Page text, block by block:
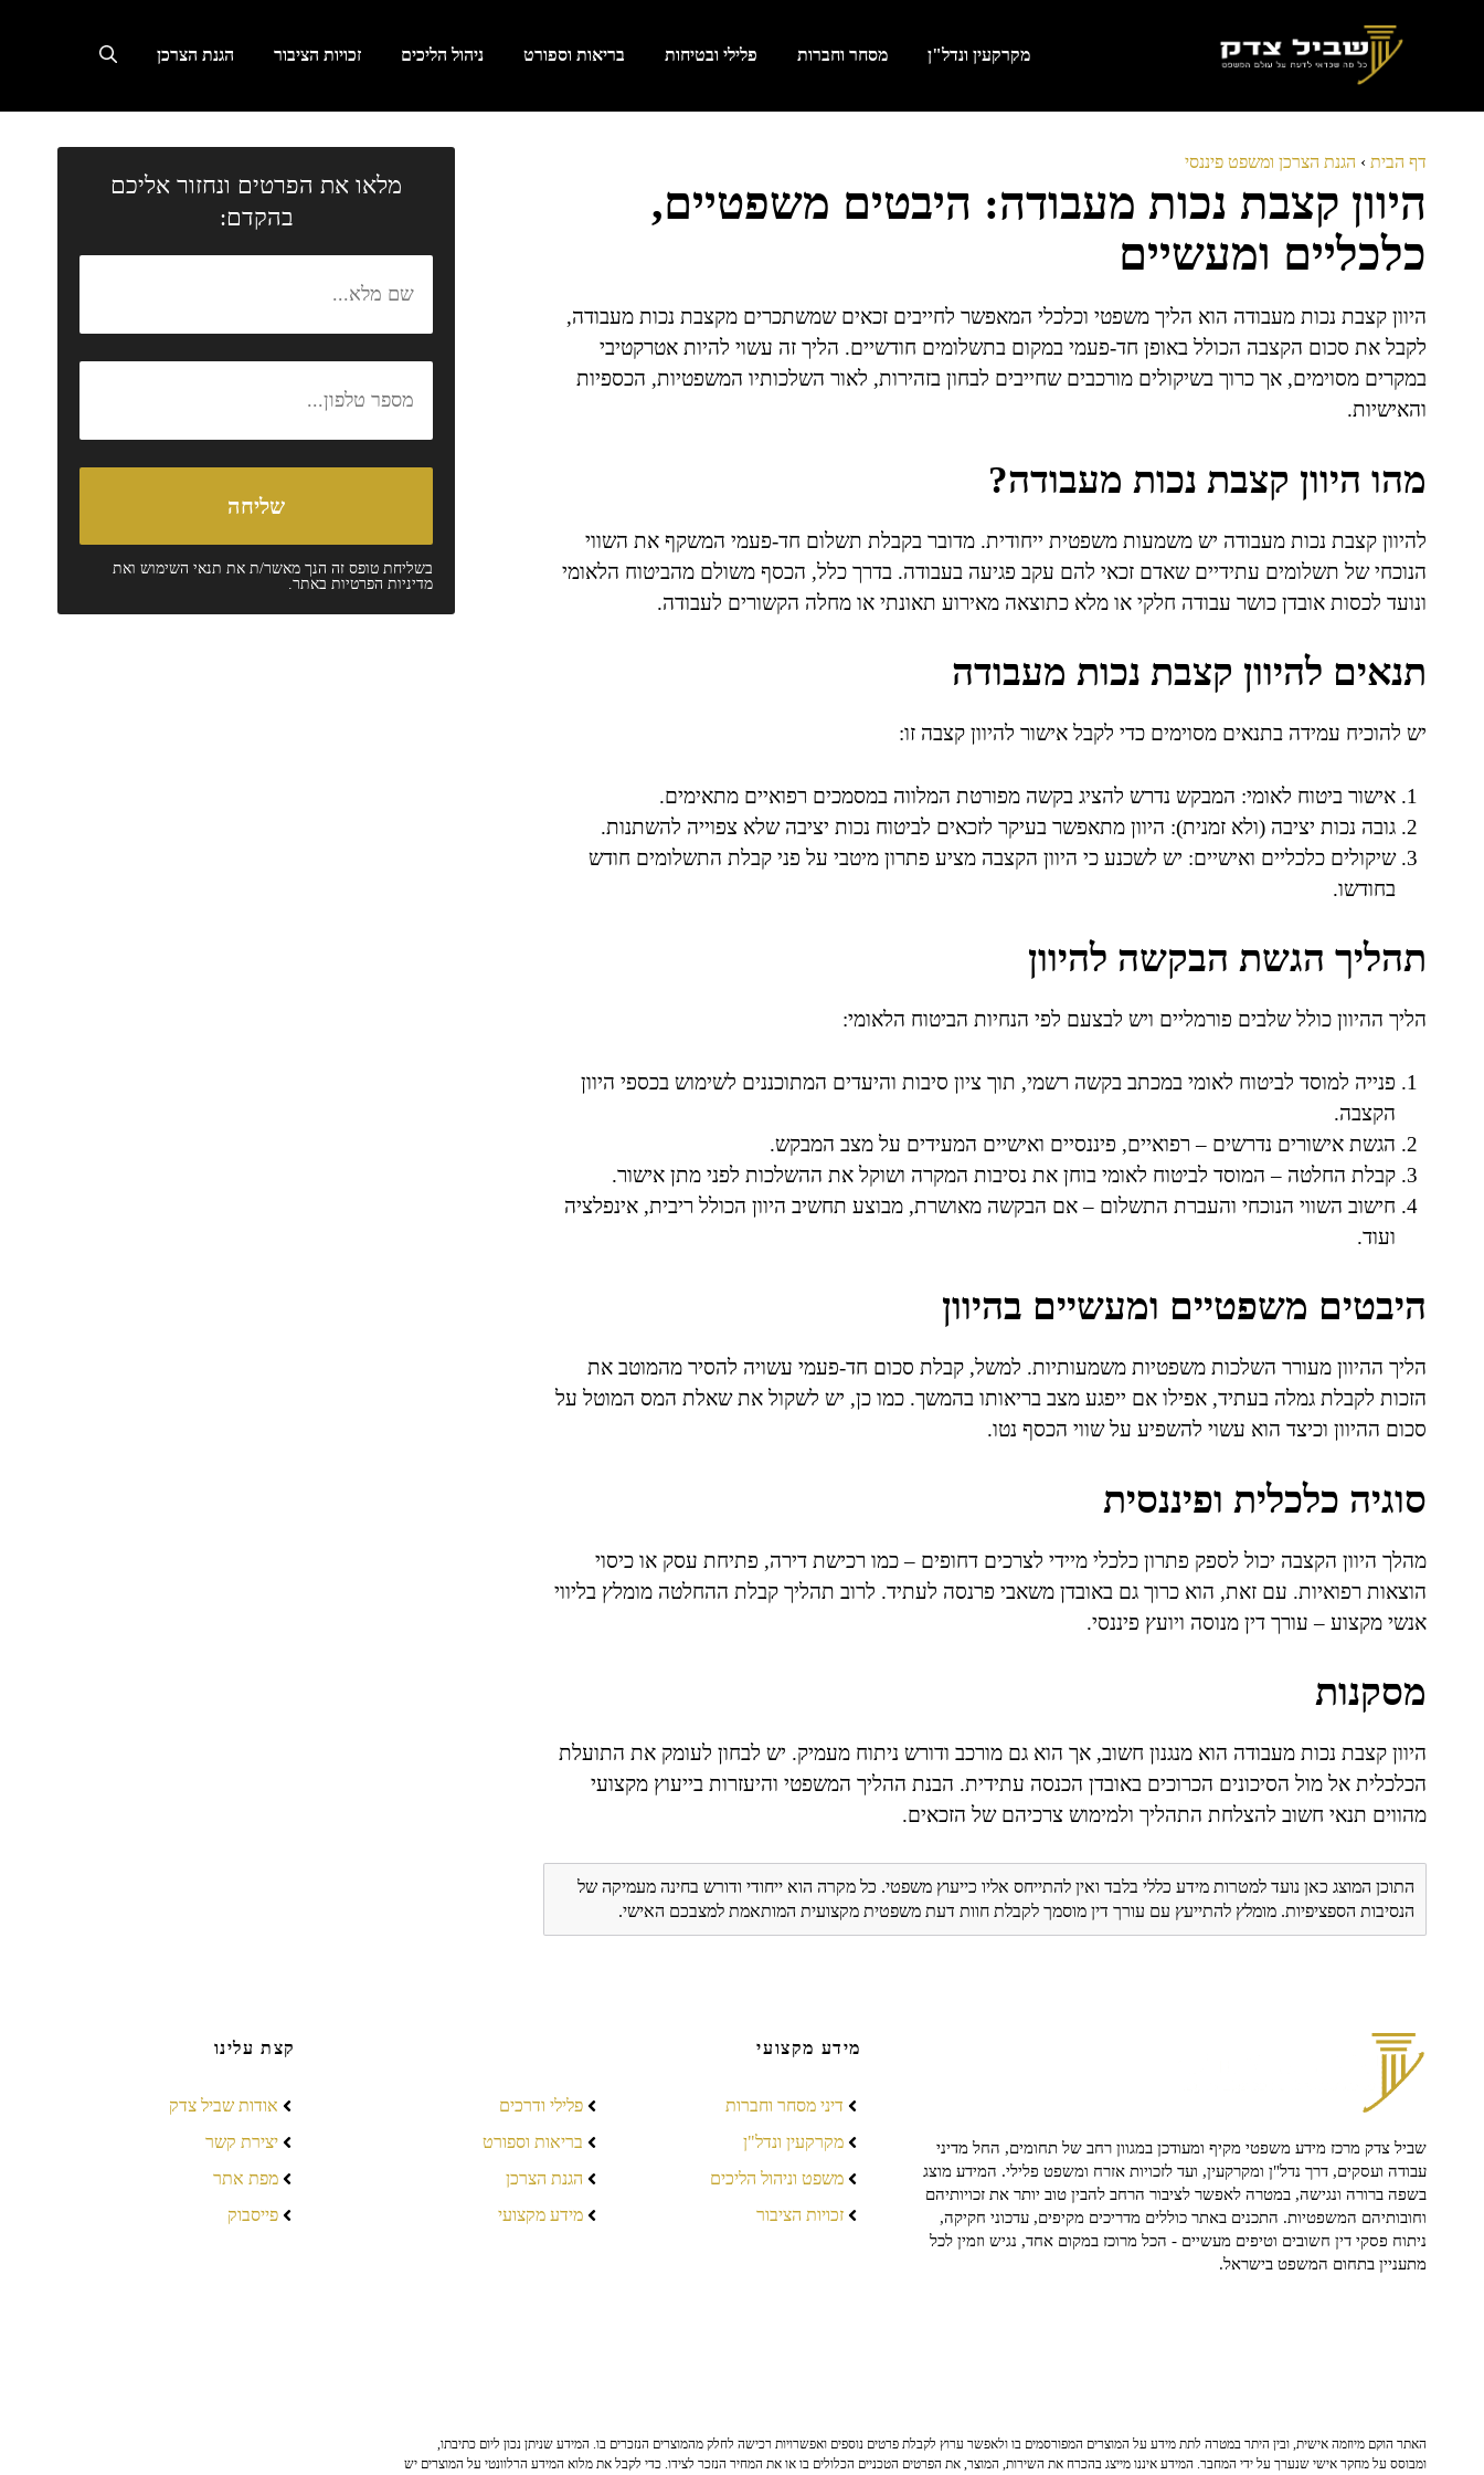
מקרקעין ונדל"ן מסחר וחברות פלילי ובטיחות בריאות וספורט ניהול הליכים זכויות הציבור הגנת הצרכן
דף הבית › הגנת הצרכן ומשפט פיננסי
היוון קצבת נכות מעבודה: היבטים משפטיים,
כלכליים ומעשיים
היוון קצבת נכות מעבודה הוא הליך משפטי וכלכלי המאפשר לחייבים זכאים שמשתכרים מקצבת נכות מעבודה,
לקבל את סכום הקצבה הכולל באופן חד-פעמי במקום בתשלומים חודשיים. הליך זה עשוי להיות אטרקטיבי
במקרים מסוימים, אך כרוך בשיקולים מורכבים שחייבים לבחון בזהירות, לאור השלכותיו המשפטיות, הכספיות
והאישיות.
מהו היוון קצבת נכות מעבודה?
להיוון קצבת נכות מעבודה יש משמעות משפטית ייחודית. מדובר בקבלת תשלום חד-פעמי המשקף את השווי
הנוכחי של תשלומים עתידיים שאדם זכאי להם עקב פגיעה בעבודה. בדרך כלל, הכסף משולם מהביטוח הלאומי
ונועד לכסות אובדן כושר עבודה חלקי או מלא כתוצאה מאירוע תאונתי או מחלה הקשורים לעבודה.
תנאים להיוון קצבת נכות מעבודה
יש להוכיח עמידה בתנאים מסוימים כדי לקבל אישור להיוון קצבה זו:
אישור ביטוח לאומי: המבקש נדרש להציג בקשה מפורטת המלווה במסמכים רפואיים מתאימים.
גובה נכות יציבה (ולא זמנית): היוון מתאפשר בעיקר לזכאים לביטוח נכות יציבה שלא צפוייה להשתנות.
שיקולים כלכליים ואישיים: יש לשכנע כי היוון הקצבה מציע פתרון מיטבי על פני קבלת התשלומים חודש
בחודשו.
תהליך הגשת הבקשה להיוון
הליך ההיוון כולל שלבים פורמליים ויש לבצעם לפי הנחיות הביטוח הלאומי:
פנייה למוסד לביטוח לאומי במכתב בקשה רשמי, תוך ציון סיבות והיעדים המתוכננים לשימוש בכספי היוון
הקצבה.
הגשת אישורים נדרשים – רפואיים, פיננסיים ואישיים המעידים על מצב המבקש.
קבלת החלטה – המוסד לביטוח לאומי בוחן את נסיבות המקרה ושוקל את ההשלכות לפני מתן אישור.
חישוב השווי הנוכחי והעברת התשלום – אם הבקשה מאושרת, מבוצע תחשיב היוון הכולל ריבית, אינפלציה
ועוד.
היבטים משפטיים ומעשיים בהיוון
הליך ההיוון מעורר השלכות משפטיות משמעותיות. למשל, קבלת סכום חד-פעמי עשויה להסיר מהמוטב את
הזכות לקבלת גמלה בעתיד, אפילו אם ייפגע מצב בריאותו בהמשך. כמו כן, יש לשקול את שאלת המס המוטל על
סכום ההיוון וכיצד הוא עשוי להשפיע על שווי הכסף נטו.
סוגיה כלכלית ופיננסית
מהלך היוון הקצבה יכול לספק פתרון כלכלי מיידי לצרכים דחופים – כמו רכישת דירה, פתיחת עסק או כיסוי
הוצאות רפואיות. עם זאת, הוא כרוך גם באובדן משאבי פרנסה לעתיד. לרוב תהליך קבלת ההחלטה מומלץ בליווי
אנשי מקצוע – עורך דין מנוסה ויועץ פיננסי.
מסקנות
היוון קצבת נכות מעבודה הוא מנגנון חשוב, אך הוא גם מורכב ודורש ניתוח מעמיק. יש לבחון לעומק את התועלת
הכלכלית אל מול הסיכונים הכרוכים באובדן הכנסה עתידית. הבנת ההליך המשפטי והיעזרות בייעוץ מקצועי
מהווים תנאי חשוב להצלחת התהליך ולמימוש צרכיהם של הזכאים.
התוכן המוצג כאן נועד למטרות מידע כללי בלבד ואין להתייחס אליו כייעוץ משפטי. כל מקרה הוא ייחודי ודורש בחינה מעמיקה של
הנסיבות הספציפיות. מומלץ להתייעץ עם עורך דין מוסמך לקבלת חוות דעת משפטית מקצועית המותאמת למצבכם האישי.
מלאו את הפרטים ונחזור אליכם
בהקדם:
בשליחת טופס זה הנך מאשר/ת את תנאי השימושואת
מדיניות הפרטיותבאתר.
שביל צדק מרכז מידע משפטי מקיף ומעודכן במגוון רחב של תחומים, החל מדיני
עבודה ועסקים, דרך נדל"ן ומקרקעין, ועד לזכויות אזרח ומשפט פלילי. המידע מוצג
בשפה ברורה ונגישה, במטרה לאפשר לציבור הרחב להבין טוב יותר את זכויותיהם
וחובותיהם המשפטיות. התכנים באתר כוללים מדריכים מקיפים, עדכוני חקיקה,
ניתוח פסקי דין חשובים וטיפים מעשיים - הכל מרוכז במקום אחד, נגיש וזמין לכל
מתעניין בתחום המשפט בישראל.
מידע מקצועי
דיני מסחר וחברות
מקרקעין ונדל"ן
משפט וניהול הליכים
זכויות הציבור
פלילי ודרכים
בריאות וספורט
הגנת הצרכן
מידע מקצועי
קצת עלינו
אודות שביל צדק
יצירת קשר
מפת אתר
פייסבוק
האתר הוקם מיוזמה אישית, ובין היתר במטרה לתת מידע על המוצרים המפורסמים בו ולאפשר ערוץ לקבלת פרטים נוספים ואפשרויות רכישה לחלק מהמוצרים הנזכרים בו. המידע שניתן נכון ליום כתיבתו,
ומבוסס על מחקר אישי שנערך על ידי המחבר. המידע איננו מייצג בהכרח את השירות, המוצר, את הפרטים הטכניים הכלולים בו או את המחיר הנזכר לצידו. כדי לקבל את מלוא המידע הרלוונטי על המוצרים יש